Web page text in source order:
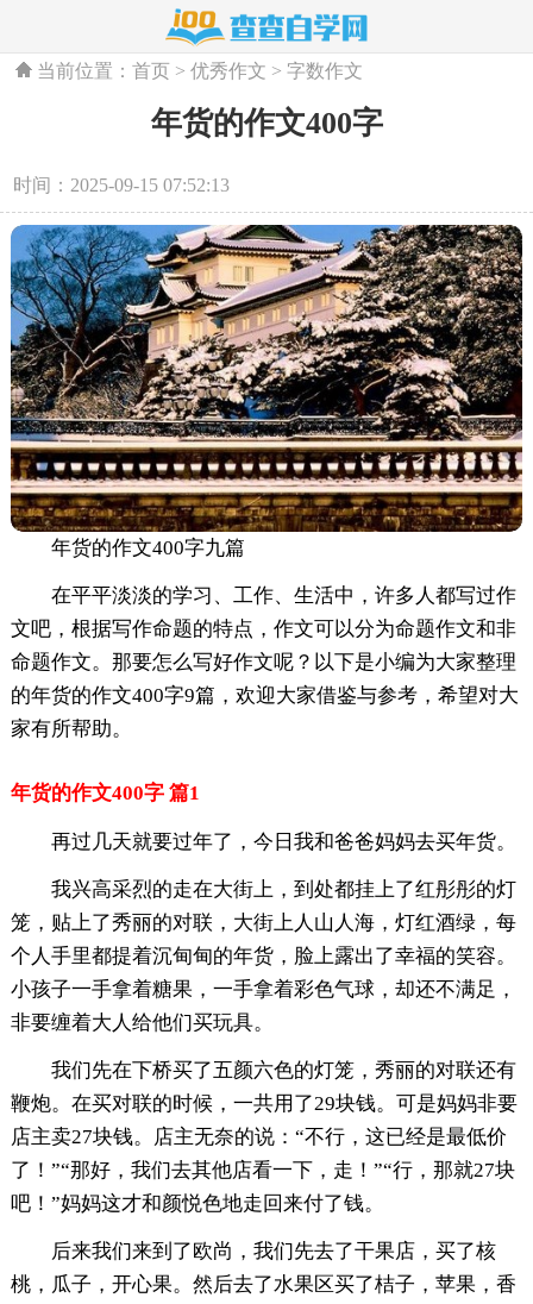
当前位置：首页 >优秀作文 >字数作文
年货的作文400字
时间：2025-09-15 07:52:13
年货的作文400字九篇
在平平淡淡的学习、工作、生活中，许多人都写过作
文吧，根据写作命题的特点，作文可以分为命题作文和非
命题作文。那要怎么写好作文呢？以下是小编为大家整理
的年货的作文400字9篇，欢迎大家借鉴与参考，希望对大
家有所帮助。
年货的作文400字 篇1
再过几天就要过年了，今日我和爸爸妈妈去买年货。
我兴高采烈的走在大街上，到处都挂上了红彤彤的灯
笼，贴上了秀丽的对联，大街上人山人海，灯红酒绿，每
个人手里都提着沉甸甸的年货，脸上露出了幸福的笑容。
小孩子一手拿着糖果，一手拿着彩色气球，却还不满足，
非要缠着大人给他们买玩具。
我们先在下桥买了五颜六色的灯笼，秀丽的对联还有
鞭炮。在买对联的时候，一共用了29块钱。可是妈妈非要
店主卖27块钱。店主无奈的说：“不行，这已经是最低价
了！”“那好，我们去其他店看一下，走！”“行，那就27块
吧！”妈妈这才和颜悦色地走回来付了钱。
后来我们来到了欧尚，我们先去了干果店，买了核
桃，瓜子，开心果。然后去了水果区买了桔子，苹果，香